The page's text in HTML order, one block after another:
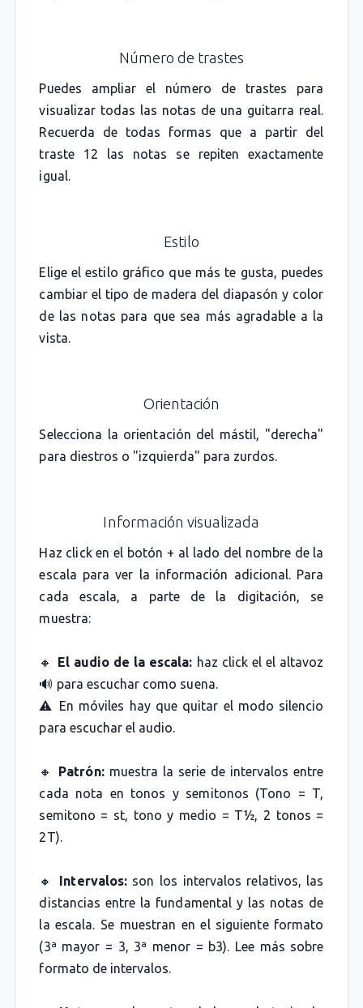
Número de trastes
Puedes ampliar el número de trastes para
visualizar todas las notas de una guitarra real.
Recuerda de todas formas que a partir del
traste 12 las notas se repiten exactamente
igual.
Estilo
Elige el estilo gráfico que más te gusta, puedes
cambiar el tipo de madera del diapasón y color
de las notas para que sea más agradable a la
vista.
Orientación
Selecciona la orientación del mástil, "derecha"
para diestros o "izquierda" para zurdos.
Información visualizada
Haz click en el botón + al lado del nombre de la
escala para ver la información adicional. Para
cada escala, a parte de la digitación, se
muestra:
🔸 El audio de la escala: haz click el el altavoz
🔊 para escuchar como suena.
⚠️ En móviles hay que quitar el modo silencio
para escuchar el audio.
🔸 Patrón:muestra la serie de intervalos entre
cada nota en tonos y semitonos (Tono = T,
semitono = st, tono y medio = T½, 2 tonos =
2T).
🔸 Intervalos:son los intervalos relativos, las
distancias entre la fundamental y las notas de
la escala. Se muestran en el siguiente formato
(3ª mayor = 3, 3ª menor = b3). Lee más sobre
formato de intervalos.